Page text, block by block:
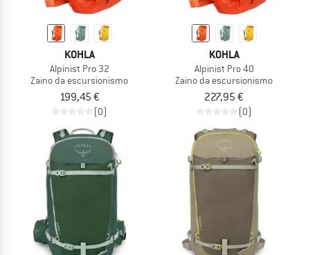
KOHLA
Alpinist Pro 32
Zaino da escursionismo
199,45 €
(0)
KOHLA
Alpinist Pro 40
Zaino da escursionismo
227,95 €
(0)